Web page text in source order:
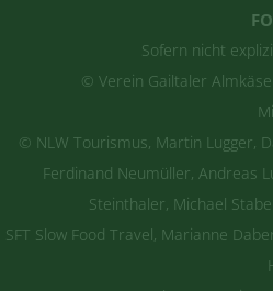
Sofern nicht
© Verein Gailtaler
© NLW Tourismus, Martin Lugger,
Ferdinand Neumüller, Andreas
Steinthaler, Michael
Slow Food Travel, Marianne